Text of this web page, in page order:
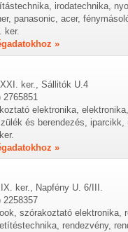
irodatechnika,
panasonic, acer,
ker.
»
ker., Sállitók U.4
2765851
elektronika,
és berendezés,
»
ker., Napfény U. 6/III.
2258357
szórakoztató elektronika,
rendezvény,